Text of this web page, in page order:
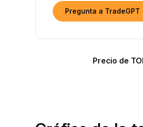
Pregunta a TradeGPT
Precio de